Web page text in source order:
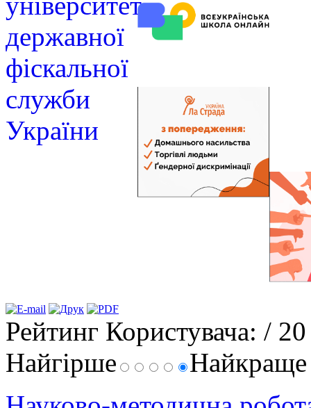
Рейтинг Користувача: / 20
Найгірше